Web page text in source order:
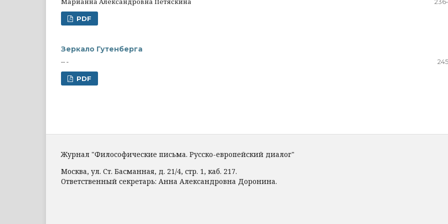
PDF
Зеркало Гутенберга
-- -
PDF
Журнал "Философические письма. Русско-европейский диалог"
Москва, ул. Ст. Басманная, д. 21/4, стр. 1, каб. 217.
Ответственный секретарь: Анна Александровна Доронина.